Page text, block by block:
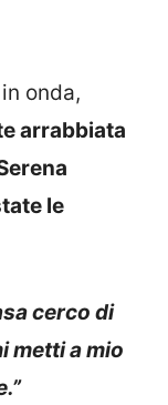
onda,
arrabbiata
le
cerco di
metti a mio